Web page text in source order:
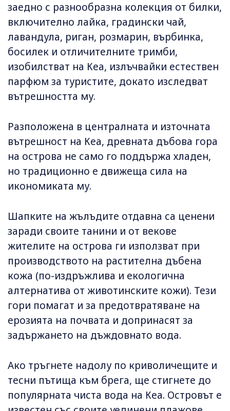
заедно с разнообразна колекция от билки,
включително лайка, градински чай,
лавандула, риган, розмарин, върбинка,
босилек и отличителните тримби,
изобилстват на Кеа, излъчвайки естествен
парфюм за туристите, докато изследват
вътрешността му.
Разположена в централната и източната
вътрешност на Кеа, древната дъбова гора
на острова не само го поддържа хладен,
но традиционно е движеща сила на
икономиката му.
Шапките на жълъдите отдавна са ценени
заради своите танини и от векове
жителите на острова ги използват при
производството на растителна дъбена
кожа (по-издръжлива и екологична
алтернатива от животинските кожи). Тези
гори помагат и за предотвратяване на
ерозията на почвата и допринасят за
задържането на дъждовнато вода.
Ако тръгнете надолу по криволичещите и
тесни пътища към брега, ще стигнете до
популярната чиста вода на Кеа. Островът е